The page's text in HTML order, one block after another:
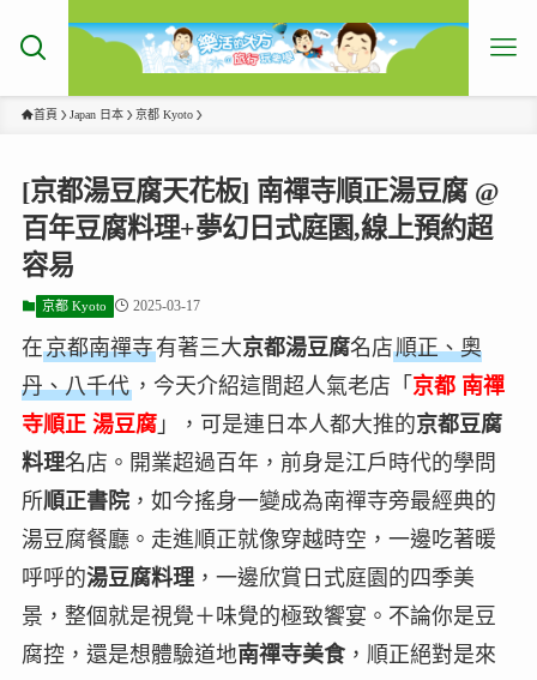
首頁 Japan 日本 京都 Kyoto
[京都湯豆腐天花板] 南禪寺順正湯豆腐 @
百年豆腐料理+夢幻日式庭園,線上預約超
容易
京都 Kyoto 2025-03-17
在京都南禪寺有著三大京都湯豆腐名店順正、奧
丹、八千代，今天介紹這間超人氣老店「 京都 南禪
寺順正 湯豆腐」，可是連日本人都大推的京都豆腐
料理名店。開業超過百年，前身是江戶時代的學問
所順正書院，如今搖身一變成為南禪寺旁最經典的
湯豆腐餐廳。走進順正就像穿越時空，一邊吃著暖
呼呼的湯豆腐料理，一邊欣賞日式庭園的四季美
景，整個就是視覺＋味覺的極致饗宴。不論你是豆
腐控，還是想體驗道地南禪寺美食，順正絕對是來